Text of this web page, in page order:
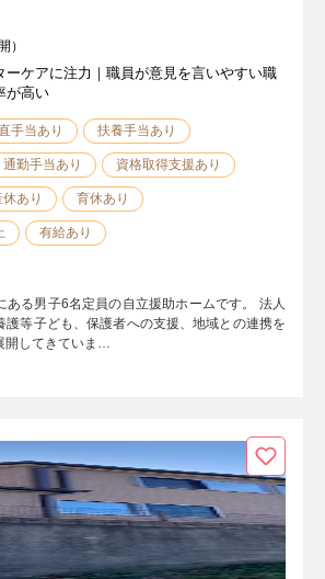
）
ーケアに注力｜職員が意見を言いやすい職
が高い
手当あり 扶養手当あり
通勤手当あり 資格取得支援あり
休あり 育休あり
有給あり
ある男子6名定員の自立援助ホームです。 法人
護等子ども、保護者への支援、地域との連携を
開してきていま…